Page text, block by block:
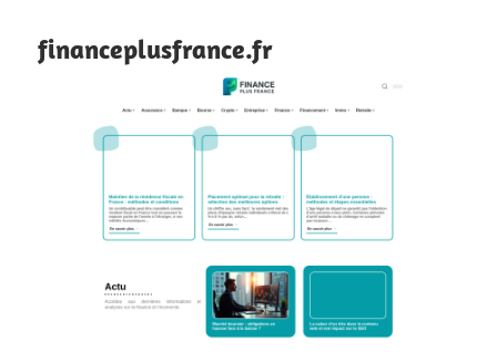
financeplusfrance.fr